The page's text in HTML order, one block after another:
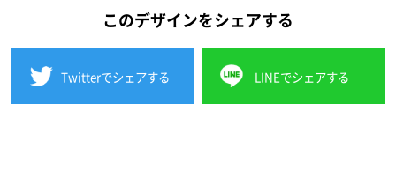
このデザインをシェアする
Twitterでシェアする LINEでシェアする